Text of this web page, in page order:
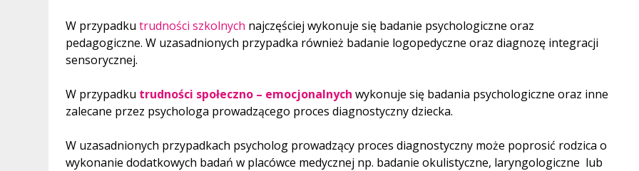
W przypadkutrudności szkolnych najczęściej wykonuje się badanie psychologiczne oraz
pedagogiczne. W uzasadnionych przypadka również badanie logopedyczne oraz diagnozę integracji
sensorycznej.
W przypadku trudności społeczno – emocjonalnych wykonuje się badania psychologiczne oraz inne
zalecane przez psychologa prowadzącego proces diagnostyczny dziecka.
W uzasadnionych przypadkach psycholog prowadzący proces diagnostyczny może poprosić rodzica o
wykonanie dodatkowych badań w placówce medycznej np. badanie okulistyczne, laryngologiczne lub